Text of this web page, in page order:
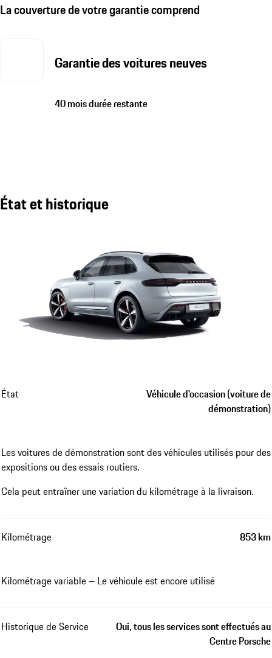
La couverture de votre garantie comprend
Garantie des voitures neuves
40 mois durée restante
État et historique
État
Véhicule d'occasion (voiture de
démonstration)
Les voitures de démonstration sont des véhicules utilisés pour des
expositions ou des essais routiers.
Cela peut entraîner une variation du kilométrage à la livraison.
Kilométrage 853 km
Kilométrage variable – Le véhicule est encore utilisé
Historique de Service
Oui, tous les services sont effectués au
Centre Porsche